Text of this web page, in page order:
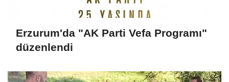
Erzurum'da "AK Parti Vefa Programı"
düzenlendi